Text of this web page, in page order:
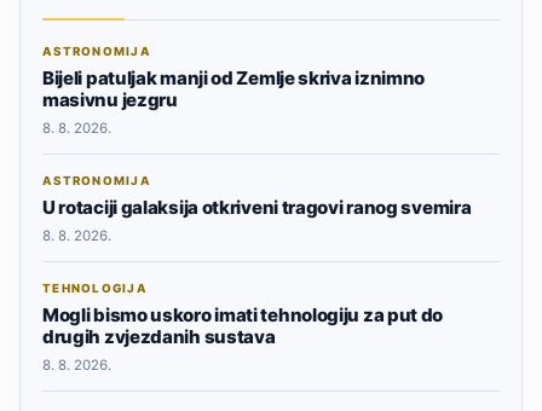
ASTRONOMIJA
Bijeli patuljak manji od Zemlje skriva iznimno
masivnu jezgru
8. 8. 2026.
ASTRONOMIJA
U rotaciji galaksija otkriveni tragovi ranog svemira
8. 8. 2026.
TEHNOLOGIJA
Mogli bismo uskoro imati tehnologiju za put do
drugih zvjezdanih sustava
8. 8. 2026.